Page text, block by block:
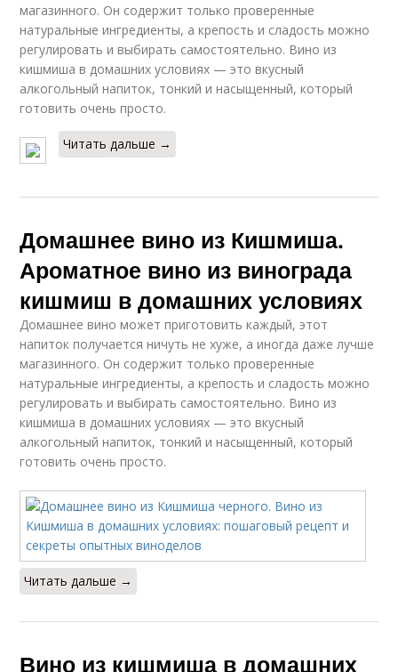
магазинного. Он содержит только проверенные
натуральные ингредиенты, а крепость и сладость можно
регулировать и выбирать самостоятельно. Вино из
кишмиша в домашних условиях — это вкусный
алкогольный напиток, тонкий и насыщенный, который
готовить очень просто.
Читать дальше →
Домашнее вино из Кишмиша.
Ароматное вино из винограда
кишмиш в домашних условиях
Домашнее вино может приготовить каждый, этот
напиток получается ничуть не хуже, а иногда даже лучше
магазинного. Он содержит только проверенные
натуральные ингредиенты, а крепость и сладость можно
регулировать и выбирать самостоятельно. Вино из
кишмиша в домашних условиях — это вкусный
алкогольный напиток, тонкий и насыщенный, который
готовить очень просто.
Читать дальше →
Вино из кишмиша в домашних